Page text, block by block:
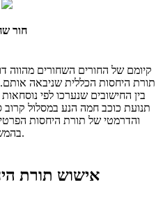
חור
קיומם של החורים השחורים מהווה
תורת היחסות הכללית שניבאה
בין החישובים שנערכו לפי נוסחאות
תנועת כוכב חמה הנע במסלול
והדרמטי של תורת היחסות
בהמשך.
אישוש תורת